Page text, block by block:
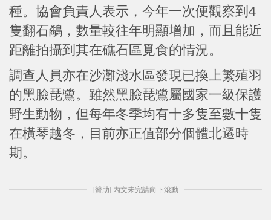
種。協會負責人表示，今年一次便觀察到4
隻翻石鷸，數量較往年明顯增加，而且能近
距離拍攝到其在礁石區覓食的情況。
調查人員亦在沙灘淺水區發現已換上繁殖羽
的黑臉琵鷺。雖然黑臉琵鷺屬國家一級保護
野生動物，但每年冬季均有十多隻至數十隻
在橫琴越冬，目前亦正值部分個體北遷時
期。
[贊助] 內文未完請向下滾動